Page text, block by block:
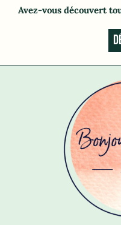
Avez-vous découvert